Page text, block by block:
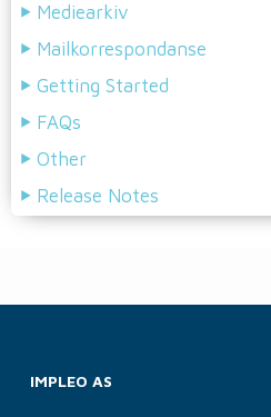
Mediearkiv
Mailkorrespondanse
Getting Started
FAQs
Other
Release Notes
IMPLEO AS